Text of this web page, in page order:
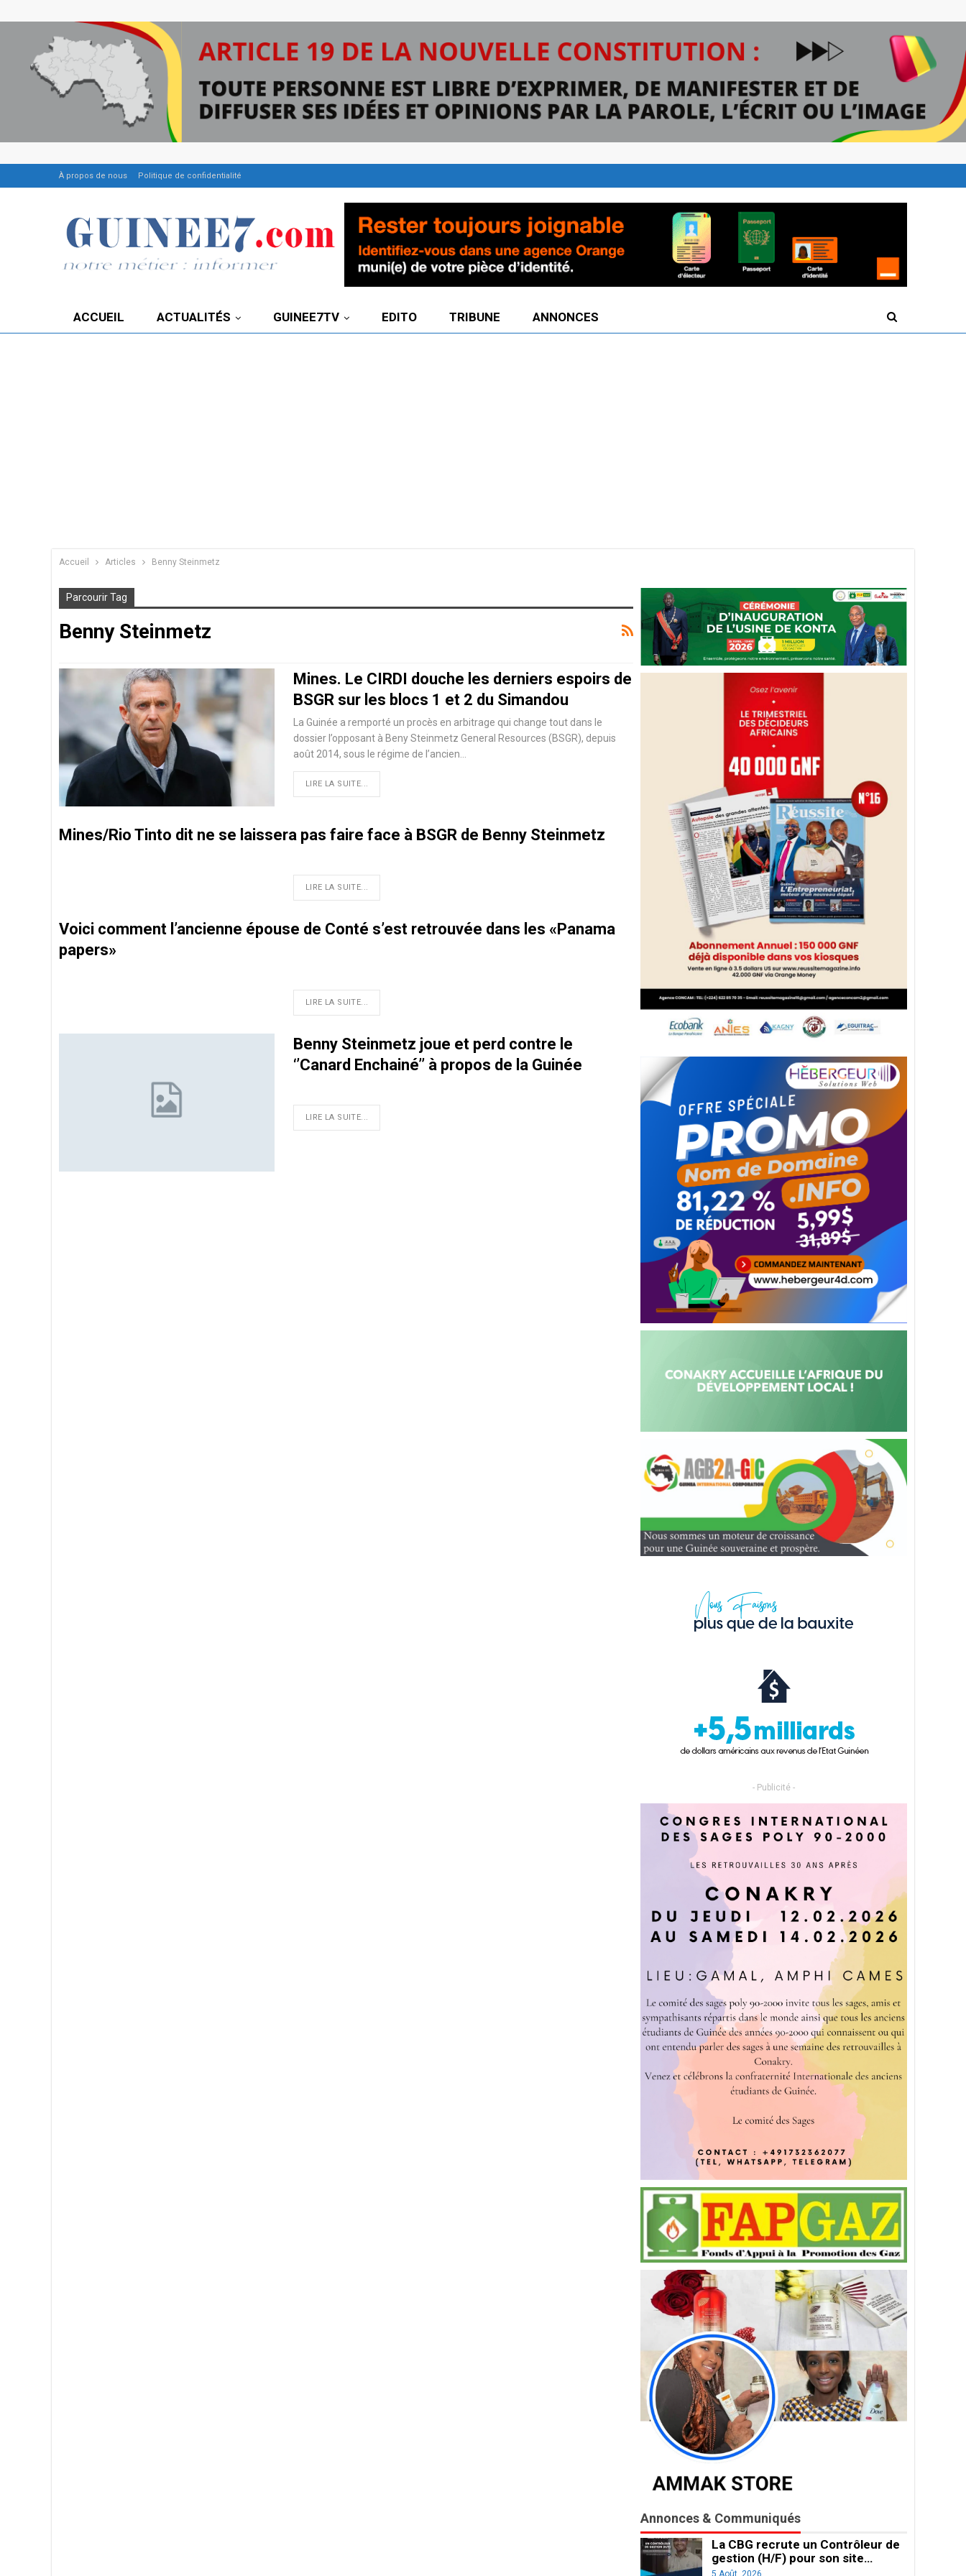
À propos de nous Politique de confidentialité
ACCUEIL ACTUALITÉS GUINEE7TV EDITO TRIBUNE ANNONCES
Accueil Articles Benny Steinmetz
Parcourir Tag
Benny Steinmetz
Mines. Le CIRDI douche les derniers espoirs de
BSGR sur les blocs 1 et 2 du Simandou
La Guinée a remporté un procès en arbitrage qui change tout dans le
dossier l’opposant à Beny Steinmetz General Resources (BSGR), depuis
août 2014, sous le régime de l’ancien…
LIRE LA SUITE...
Mines/Rio Tinto dit ne se laissera pas faire face à BSGR de Benny Steinmetz
LIRE LA SUITE...
Voici comment l’ancienne épouse de Conté s’est retrouvée dans les «Panama
papers»
LIRE LA SUITE...
Benny Steinmetz joue et perd contre le
‘’Canard Enchainé’’ à propos de la Guinée
LIRE LA SUITE...
- Publicité -
Annonces & Communiqués
La CBG recrute un Contrôleur de
gestion (H/F) pour son site…